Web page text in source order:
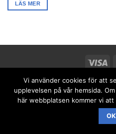
LÄS MER
Designad och producerad av
Vi använder cookies för att
upplevelsen på vår hemsida.
här webbplatsen kommer vi
OK